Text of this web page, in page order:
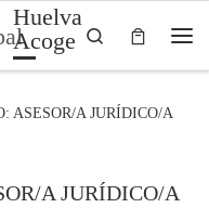
Huelva
Acoge
Search
ASESOR/A JURÍDICO/A
A JURÍDICO/A